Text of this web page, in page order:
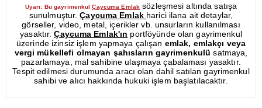
Uyarı: Bu gayrimenkulÇaycuma Emlak sözleşmesi altında satışa
sunulmuştur.Çaycuma Emlak harici ilana ait detaylar,
görseller, video, metal, içerikler vb. unsurların kullanılması
yasaktır.Çaycuma Emlak'ın portföyünde olan gayrimenkul
üzerinde izinsiz işlem yapmaya çalışan emlak, emlakçı veya
vergi mükellefi olmayan şahısların gayrimenkulüsatmaya,
pazarlamaya, mal sahibine ulaşmaya çabalaması yasaktır.
Tespit edilmesi durumunda aracı olan dahil satılan gayrimenkul
sahibi ve alıcı hakkında hukuki işlem başlatılacaktır.